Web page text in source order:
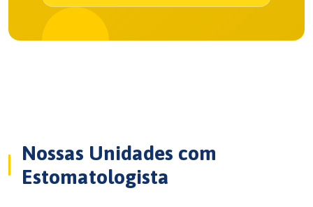
Nossas Unidades com
Estomatologista